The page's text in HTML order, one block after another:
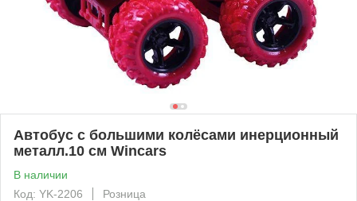
Автобус с большими колёсами инерционный
металл.10 см Wincars
В наличии
Код: YK-2206
Розница